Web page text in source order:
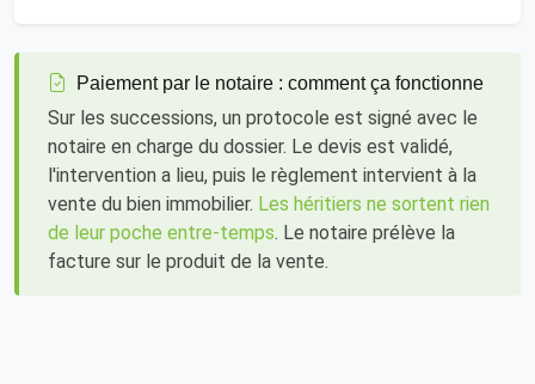
Paiement par le notaire : comment ça fonctionne
Sur les successions, un protocole est signé avec le
notaire en charge du dossier. Le devis est validé,
l'intervention a lieu, puis le règlement intervient à la
vente du bien immobilier. Les héritiers ne sortent rien
de leur poche entre-temps. Le notaire prélève la
facture sur le produit de la vente.